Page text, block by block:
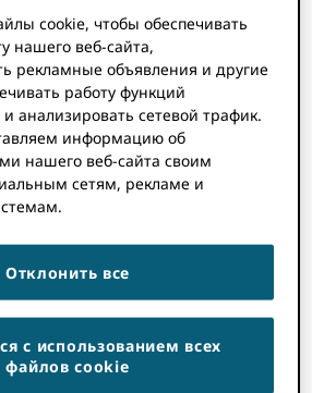
О нас ORCID
API /Reading
ORCID
жизнь своим
для заполнения ваших
т. д. С помощью ORCID API,
cookie, чтобы обеспечивать
нашего веб-сайта,
рекламные объявления и другие
работу функций
анализировать сетевой трафик.
информацию об
нашего веб-сайта своим
сетям, рекламе и
Отклонить все
с использованием всех
файлов cookie